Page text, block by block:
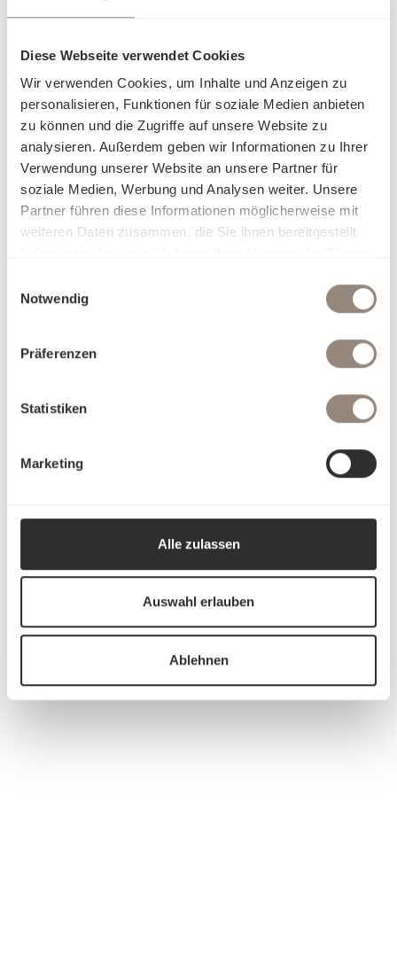
Diese Webseite verwendet Cookies
Wir verwenden Cookies, um Inhalte und Anzeigen zu
personalisieren, Funktionen für soziale Medien anbieten
zu können und die Zugriffe auf unsere Website zu
analysieren. Außerdem geben wir Informationen zu Ihrer
Verwendung unserer Website an unsere Partner für
soziale Medien, Werbung und Analysen weiter. Unsere
Partner führen diese Informationen möglicherweise mit
weiteren Daten zusammen, die Sie ihnen bereitgestellt
Notwendig
Präferenzen
Statistiken
Marketing
Alle zulassen
Auswahl erlauben
Ablehnen